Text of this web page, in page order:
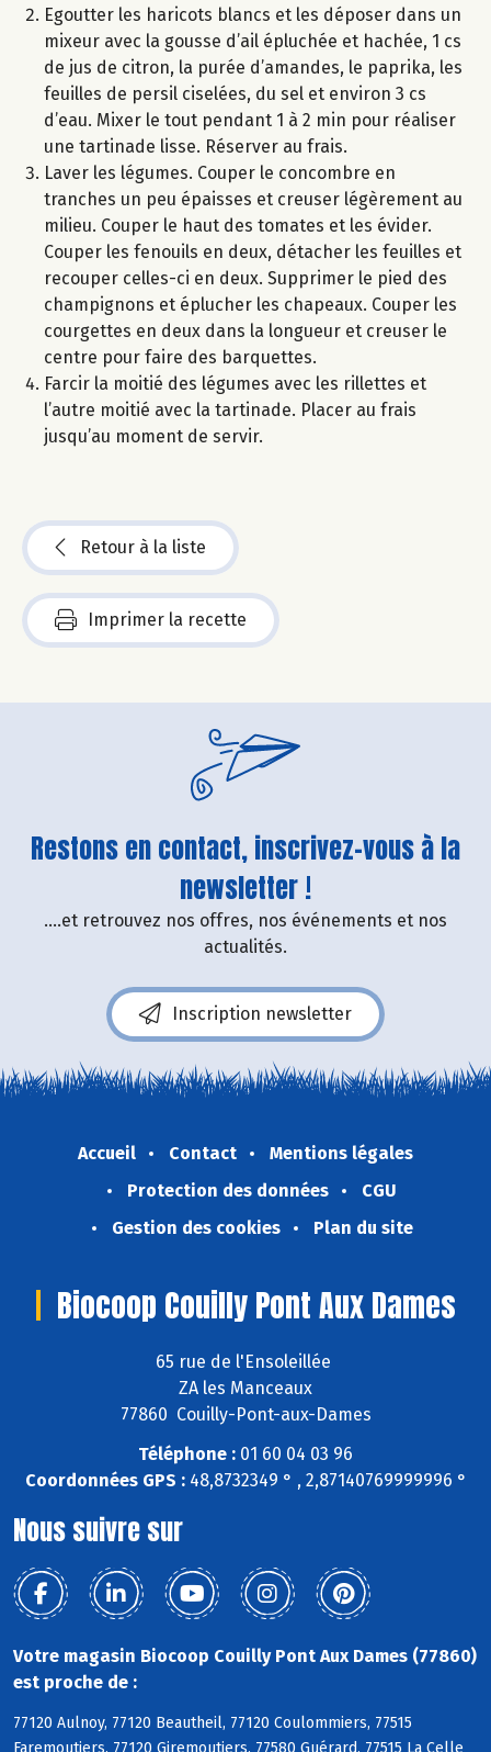
Egoutter les haricots blancs et les déposer dans un
mixeur avec la gousse d’ail épluchée et hachée, 1 cs
de jus de citron, la purée d’amandes, le paprika, les
feuilles de persil ciselées, du sel et environ 3 cs
d’eau. Mixer le tout pendant 1 à 2 min pour réaliser
une tartinade lisse. Réserver au frais.
Laver les légumes. Couper le concombre en
tranches un peu épaisses et creuser légèrement au
milieu. Couper le haut des tomates et les évider.
Couper les fenouils en deux, détacher les feuilles et
recouper celles-ci en deux. Supprimer le pied des
champignons et éplucher les chapeaux. Couper les
courgettes en deux dans la longueur et creuser le
centre pour faire des barquettes.
Farcir la moitié des légumes avec les rillettes et
l’autre moitié avec la tartinade. Placer au frais
jusqu’au moment de servir.
Retour à la liste
Imprimer la recette
Restons en contact, inscrivez-vous à la
newsletter !
....et retrouvez nos offres, nos événements et nos
actualités.
Inscription newsletter
Accueil Contact
Mentions légales
Protection des données
CGU
Gestion des cookies
Plan du site
Biocoop Couilly Pont Aux Dames
65 rue de l'Ensoleillée
ZA les Manceaux
77860 Couilly-Pont-aux-Dames
Téléphone : 01 60 04 03 96
Coordonnées GPS :48,8732349 ° , 2,87140769999996 °
Nous suivre sur
Votre magasin Biocoop Couilly Pont Aux Dames (77860)
est proche de :
77120 Aulnoy, 77120 Beautheil, 77120 Coulommiers, 77515